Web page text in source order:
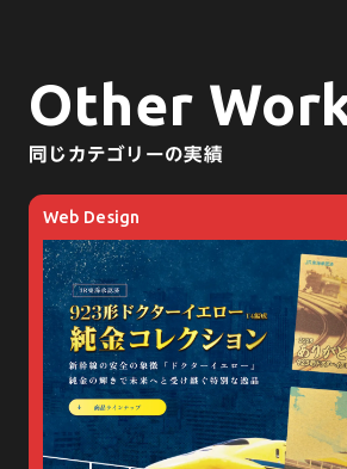
Other
同じカテゴリーの実績
Web Design